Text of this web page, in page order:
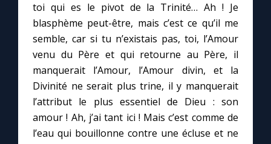
toi qui es le pivot de la Trinité… Ah ! Je
blasphème peut-être, mais c’est ce qu’il me
semble, car si tu n’existais pas, toi, l’Amour
venu du Père et qui retourne au Père, il
manquerait l’Amour, l’Amour divin, et la
Divinité ne serait plus trine, il y manquerait
l’attribut le plus essentiel de Dieu : son
amour ! Ah, j’ai tant ici ! Mais c’est comme de
l’eau qui bouillonne contre une écluse et ne